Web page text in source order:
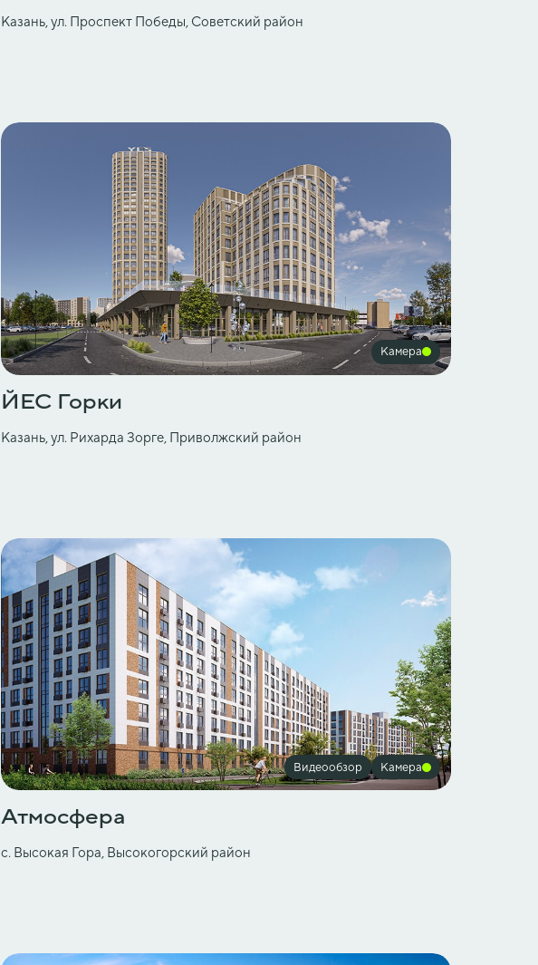
Казань, ул. Проспект Победы, Советский район
Камера
ЙЕС Горки
Казань, ул. Рихарда Зорге, Приволжский район
Видеообзор Камера
Атмосфера
с. Высокая Гора, Высокогорский район